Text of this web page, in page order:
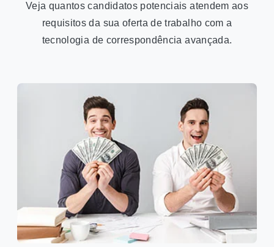
Veja quantos candidatos potenciais atendem aos
requisitos da sua oferta de trabalho com a
tecnologia de correspondência avançada.